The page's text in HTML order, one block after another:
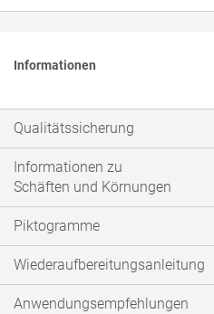
Informationen
Qualitätssicherung
Informationen zu
Schäften und Körnungen
Piktogramme
Wiederaufbereitungsanleitung
Anwendungsempfehlungen